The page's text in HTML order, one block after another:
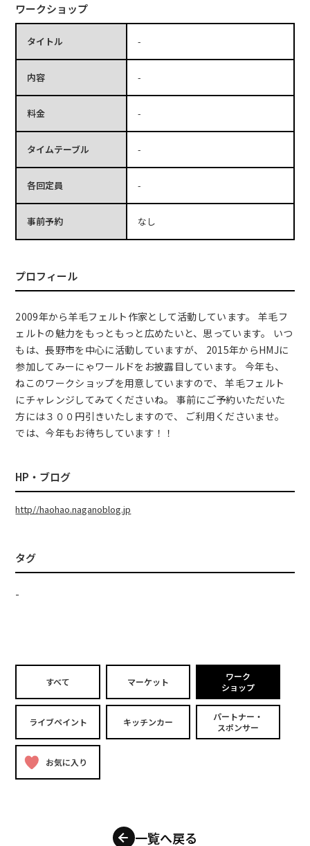
ワークショップ
タイトル -
内容 -
料金 -
タイムテーブル -
各回定員 -
事前予約 なし
プロフィール
2009年から羊毛フェルト作家として活動しています。 羊毛フ
ェルトの魅力をもっともっと広めたいと、思っています。 いつ
もは、長野市を中心に活動していますが、 2015年からHMJに
参加してみーにゃワールドをお披露目しています。 今年も、
ねこのワークショップを用意していますので、 羊毛フェルト
にチャレンジしてみてくださいね。 事前にご予約いただいた
方には３００円引きいたしますので、 ご利用くださいませ。
では、今年もお待ちしています！！
HP・ブログ
http//haohao.naganoblog.jp
タグ
-
すべて マーケット
ワーク
ショップ
ライブペイント キッチンカー
パートナー・
スポンサー
お気に入り
一覧へ戻る